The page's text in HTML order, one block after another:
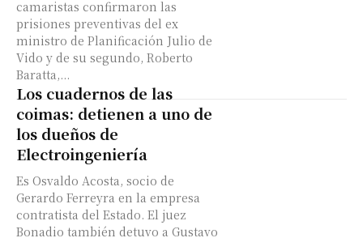
camaristas confirmaron las
prisiones preventivas del ex
ministro de Planificación Julio de
Vido y de su segundo, Roberto
Baratta,...
Los cuadernos de las
coimas: detienen a uno de
los dueños de
Electroingeniería
Es Osvaldo Acosta, socio de
Gerardo Ferreyra en la empresa
contratista del Estado. El juez
Bonadio también detuvo a Gustavo